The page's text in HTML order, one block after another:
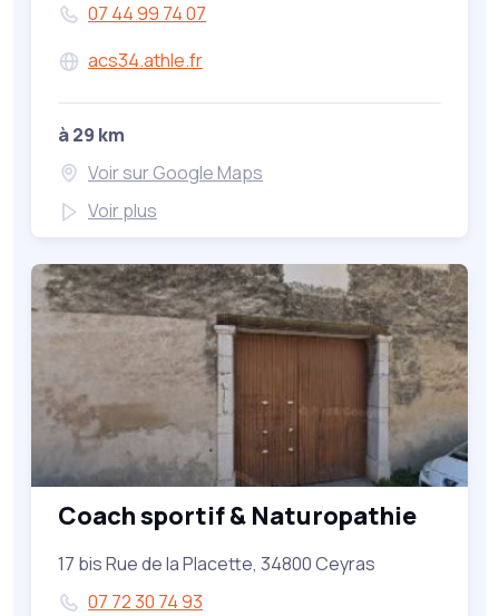
07 44 99 74 07
acs34.athle.fr
à 29 km
Voir sur Google Maps
Voir plus
Coach sportif & Naturopathie
17 bis Rue de la Placette, 34800 Ceyras
07 72 30 74 93